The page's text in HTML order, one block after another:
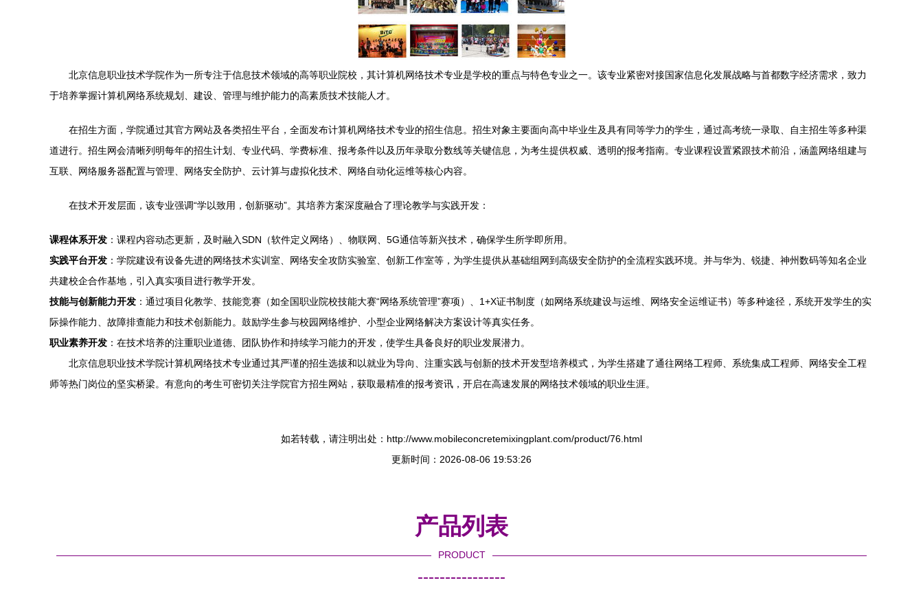
北京信息职业技术学院作为一所专注于信息技术领域的高等职业院校，其计算机网络技术专业是学校的重点与特色专业之一。该专业紧密对接国家信息化发展战略与首都数字经济需求，致力
于培养掌握计算机网络系统规划、建设、管理与维护能力的高素质技术技能人才。
在招生方面，学院通过其官方网站及各类招生平台，全面发布计算机网络技术专业的招生信息。招生对象主要面向高中毕业生及具有同等学力的学生，通过高考统一录取、自主招生等多种渠
道进行。招生网会清晰列明每年的招生计划、专业代码、学费标准、报考条件以及历年录取分数线等关键信息，为考生提供权威、透明的报考指南。专业课程设置紧跟技术前沿，涵盖网络组建与
互联、网络服务器配置与管理、网络安全防护、云计算与虚拟化技术、网络自动化运维等核心内容。
在技术开发层面，该专业强调“学以致用，创新驱动”。其培养方案深度融合了理论教学与实践开发：
课程体系开发 ：课程内容动态更新，及时融入SDN（软件定义网络）、物联网、5G通信等新兴技术，确保学生所学即所用。
实践平台开发 ：学院建设有设备先进的网络技术实训室、网络安全攻防实验室、创新工作室等，为学生提供从基础组网到高级安全防护的全流程实践环境。并与华为、锐捷、神州数码等知名企业
共建校企合作基地，引入真实项目进行教学开发。
技能与创新能力开发 ：通过项目化教学、技能竞赛（如全国职业院校技能大赛“网络系统管理”赛项）、1+X证书制度（如网络系统建设与运维、网络安全运维证书）等多种途径，系统开发学生的实
际操作能力、故障排查能力和技术创新能力。鼓励学生参与校园网络维护、小型企业网络解决方案设计等真实任务。
职业素养开发 ：在技术培养的注重职业道德、团队协作和持续学习能力的开发，使学生具备良好的职业发展潜力。
北京信息职业技术学院计算机网络技术专业通过其严谨的招生选拔和以就业为导向、注重实践与创新的技术开发型培养模式，为学生搭建了通往网络工程师、系统集成工程师、网络安全工程
师等热门岗位的坚实桥梁。有意向的考生可密切关注学院官方招生网站，获取最精准的报考资讯，开启在高速发展的网络技术领域的职业生涯。
如若转载，请注明出处：http://www.mobileconcretemixingplant.com/product/76.html
更新时间：2026-08-06 19:53:26
产品列表
PRODUCT
----------------